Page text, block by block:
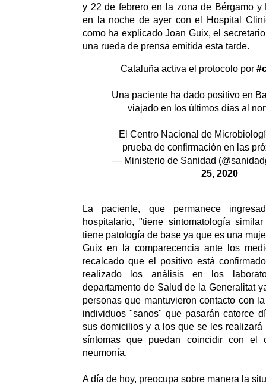
y 22 de febrero en la zona de Bérgamo y
en la noche de ayer con el Hospital
como ha explicado Joan Guix, el
una rueda de prensa emitida esta tarde.
Cataluña activa el protocolo por
Una paciente ha dado positivo en
viajado en los últimos días al
El Centro Nacional de
prueba de confirmación en las
— Ministerio de Sanidad
25, 2020
La paciente, que permanece
hospitalario, "tiene sintomatología
tiene patología de base ya que es una
Guix en la comparecencia ante los
recalcado que el positivo está
realizado los análisis en los
departamento de Salud de la Generalitat
personas que mantuvieron contacto con
individuos "sanos" que pasarán catorce
sus domicilios y a los que se les realizará
síntomas que puedan coincidir con el
neumonía.
A día de hoy, preocupa sobre manera la